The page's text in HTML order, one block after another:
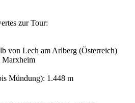
zur Tour:
von Lech am Arlberg (Österreich)
Marxheim
Mündung): 1.448 m